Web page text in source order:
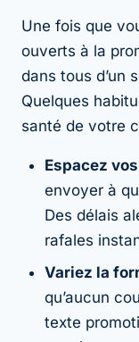
Une fois que
ouverts à la
dans tous d’un
Quelques
santé de votre
Espacez
envoyer à
Des délais
rafales
Variez la
qu’aucun
texte